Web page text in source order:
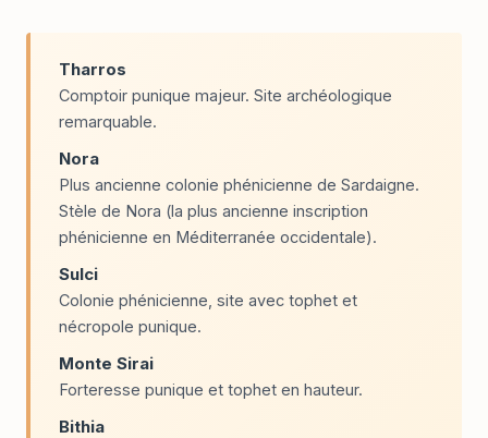
Tharros
Comptoir punique majeur. Site archéologique
remarquable.
Nora
Plus ancienne colonie phénicienne de Sardaigne.
Stèle de Nora (la plus ancienne inscription
phénicienne en Méditerranée occidentale).
Sulci
Colonie phénicienne, site avec tophet et
nécropole punique.
Monte Sirai
Forteresse punique et tophet en hauteur.
Bithia